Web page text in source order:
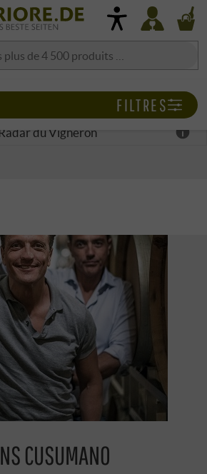
du Vigneron
CUSUMANO
FILTRES